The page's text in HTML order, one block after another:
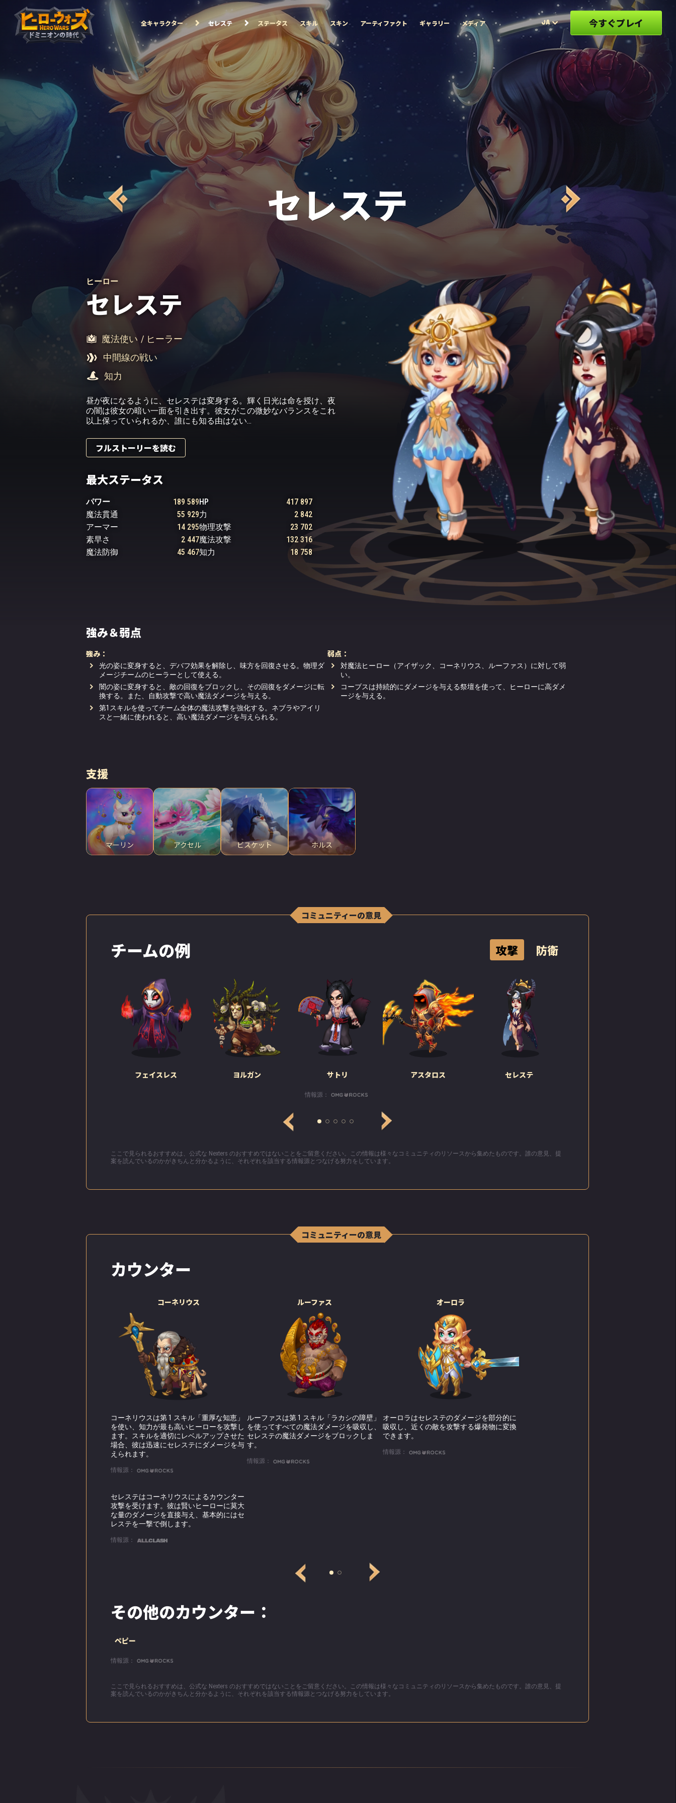
全キャラクター セレステ ステータス スキル スキン アーティファクト ギャラリー メディア JA 今すぐプレイ
カイラは幸せだった。その目はキラキラ輝き、頬には赤みがあり、初々しさと活
ていたのは何だったのだろうか？それはノクタス伯爵だ。勇敢で礼儀正しく、が
っちりとした体格で、少しダークで際どいユーモアのセンスまであった。彼女は
彼にぞっこんだった。しかし、カイラの母が認める相手ではなかった。
「彼はお前には合わないよ」と母は咎めるように言った。「もう会わない方がい
「どうして、母さん？何がいけないの？」
るからよ」
そして、その日が来た。2 人はノクタス家の礼拝堂でこっそり結婚式を挙げた。
は目に入っていなかった。祭壇の黒いバラも、灰色のローブをまとい、まったく
笑顔を見せない暗い招待客も、カイラは全く気にしていなかった。「そんなの小
する人とずっと一緒にいられること！」
結婚式の夜、彼女は素晴らしい時間を過ごした。ロウソク、音楽、心地いい毛
布...夫の腕の中で、カイラは安心感を覚えた。
翌朝、彼女はくしゃくしゃになった紙に囲まれて、独りで目を覚ました。愛する
人を呼んだが、返事はなかった。彼女は起き上がって周りを見た。太陽の光の中
では、部屋には夜のようなロマンチックさはなかった。垂れたロウソクは埃だら
けで、ベッドのタペストリーも壁も虫に食われて穴だらけだった。しかし、何よ
りも驚いたのは部屋のドアにカギがかけられていることだった。
最初は、カイラは誰かが見つけてくれるのを待っていた。しかし、何時間経って
も誰も来ない。彼女はしびれを切らせてドアを叩き、助けを呼んだ。しかし、何
の反応もなかった。
その日が終わろうとしたその時、ようやく伯爵が召使いを数人連れて戻ってき
こに行ったのだろうか？
「お前に子を身ごもるよう命令が下された。その子は私と私の夜の司祭のものと
義務から解放される」と彼は続けた。
「でも...」と言ったまま、カイラは言葉が詰まってしまった。
ドアがバタンと閉められ、カイラはまた独りで残された。
り、冷静な計算をするようになった。その先の 2 カ月間、カイラは毎日によう
り始めた。そして、夜になると生まれてくる娘のことを夢見た。女の子を身ごも
っているを感じていたのだ。さらに、夜のとばりが訪れると、彼女の言葉に子供
セレステ
ヒーロー
セレステ
魔法使い / ヒーラー
中間線の戦い
知力
昼が夜になるように、セレステは変身する。輝く日光は命を授け、夜
の闇は彼女の暗い一面を引き出す。彼女がこの微妙なバランスをこれ
以上保っていられるか、誰にも知る由はない…
フルストーリーを読む
最大ステータス
パワー 189 589HP
417 897
魔法貫通
55 929力
2 842
アーマー
14 295物理攻撃
23 702
素早さ
2 447魔法攻撃
132 316
魔法防御
45 467知力 18 758
強み＆弱点
強み：
光の姿に変身すると、デバフ効果を解除し、味方を回復させる。物理ダ
メージチームのヒーラーとして使える。
闇の姿に変身すると、敵の回復をブロックし、その回復をダメージに転
換する。また、自動攻撃で高い魔法ダメージを与える。
第1スキルを使ってチーム全体の魔法攻撃を強化する。ネブラやアイリ
スと一緒に使われると、高い魔法ダメージを与えられる。
弱点：
対魔法ヒーロー（アイザック、コーネリウス、ルーファス）に対して弱
い。
コーブスは持続的にダメージを与える祭壇を使って、ヒーローに高ダメ
ージを与える。
支援
マーリン アクセル ビスケット ホルス
コミュニティーの意見
チームの例 攻撃 防衛
フェイスレス ヨルガン サトリ アスタロス セレステ
情報源：
ここで見られるおすすめは、公式な Nexters のおすすめではないことをご留意ください。この情報は様々なコミュニティのリソースから集めたものです。誰の意見、提
案を読んでいるのかがきちんと分かるように、それぞれを該当する情報源とつなげる努力をしています。
コミュニティーの意見
カウンター
コーネリウス
コーネリウスは第 1 スキル「重厚な知恵」
を使い、知力が最も高いヒーローを攻撃し
ます。スキルを適切にレベルアップさせた
場合、彼は迅速にセレステにダメージを与
えられます。
情報源：
セレステはコーネリウスによるカウンター
攻撃を受けます。彼は賢いヒーローに莫大
な量のダメージを直接与え、基本的にはセ
レステを一撃で倒します。
情報源：
ルーファス
ルーファスは第 1 スキル「ラカシの障壁」
を使ってすべての魔法ダメージを吸収し、
セレステの魔法ダメージをブロックしま
す。
情報源：
オーロラ
オーロラはセレステのダメージを部分的に
吸収し、近くの敵を攻撃する爆発物に変換
できます。
情報源：
その他のカウンター：
ペピー
情報源：
ここで見られるおすすめは、公式な Nexters のおすすめではないことをご留意ください。この情報は様々なコミュニティのリソースから集めたものです。誰の意見、提
案を読んでいるのかがきちんと分かるように、それぞれを該当する情報源とつなげる努力をしています。